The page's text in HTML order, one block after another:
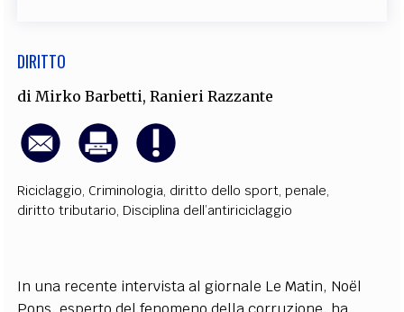
DIRITTO
di Mirko Barbetti,Ranieri Razzante
Riciclaggio, Criminologia, diritto dello sport, penale,
diritto tributario, Disciplina dell’antiriciclaggio
In una recente intervista al giornale Le Matin, Noël